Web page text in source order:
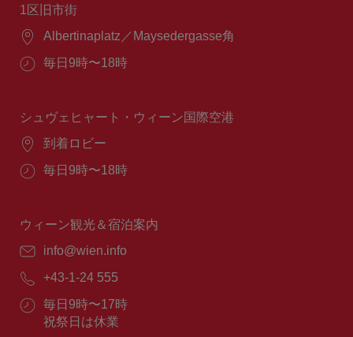
1区旧市街
場
Albertinaplatz／Maysedergasse角
営
間：
毎日9時〜18時
シュヴェヒャート・ウィーン国際空港
場
到着ロビー
営
間：
毎日9時〜18時
ウィーン観光＆宿泊案内
E
ー
ル：
info@wien.info
電
番
号：
+43-1-24 555
営
業
毎日9時〜17時
祝祭日は休業